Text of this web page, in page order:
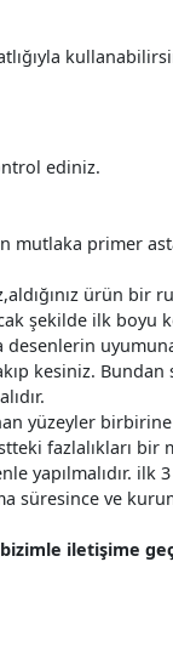
ediniz.
mutlaka primer
ürün bir
şekilde ilk boyu
desenlerin
kesiniz.
yüzeyler
fazlalıkları
yapılmalıdır. ilk
ve
iletişime